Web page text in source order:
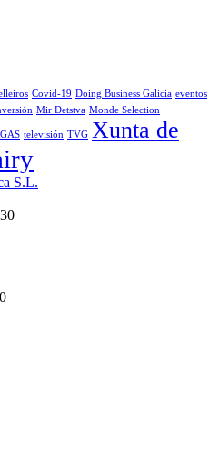
Covid-19 Doing Business Galicia eventos
Mir Detstva Monde Selection
televisión TVG Xunta de